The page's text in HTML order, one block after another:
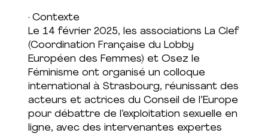
· Contexte
Le 14 février 2025, les associations La Clef
(Coordination Française du Lobby
Européen des Femmes) et Osez le
Féminisme ont organisé un colloque
international à Strasbourg, réunissant des
acteurs et actrices du Conseil de l’Europe
pour débattre de l’exploitation sexuelle en
ligne, avec des intervenantes expertes